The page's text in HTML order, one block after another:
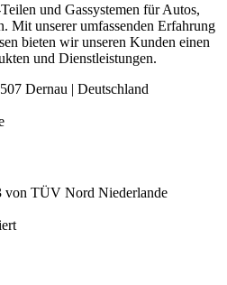
und Gassystemen für Autos,
Mit unserer umfassenden Erfahrung
bieten wir unseren Kunden einen
und Dienstleistungen.
Dernau | Deutschland
von TÜV Nord Niederlande